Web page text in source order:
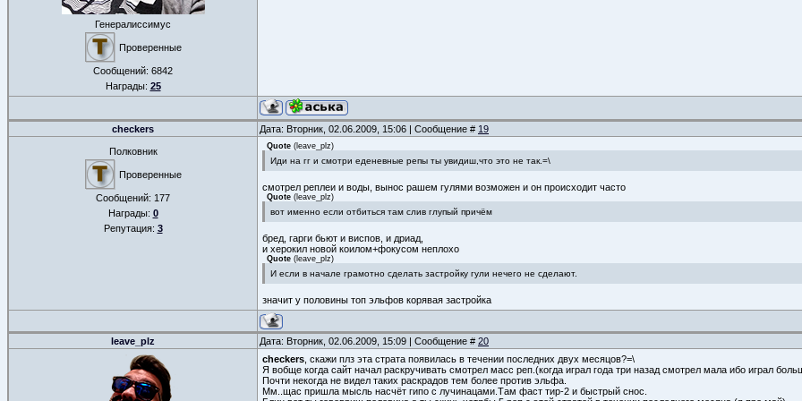
Генералиссимус
Проверенные
Сообщений: 6842
Награды: 25
checkers Дата: Вторник, 02.06.2009, 15:06 | Сообщение # 19
Полковник
Проверенные
Сообщений: 177
Награды: 0
Репутация: 3
Quote ( leave_plz)
Иди на гг и смотри еденевные репы ты увидиш,что это не так.=\
смотрел реплеи и воды, вынос рашем гулями возможен и он происходит часто
Quote ( leave_plz)
вот именно если отбиться там слив глупый причём
бред, гарги бьют и виспов, и дриад,
и херокил новой коилом+фокусом неплохо
Quote ( leave_plz)
И если в начале грамотно сделать застройку гули нечего не сделают.
значит у половины топ эльфов корявая застройка
leave_plz Дата: Вторник, 02.06.2009, 15:09 | Сообщение # 20
checkers , скажи плз эта страта появилась в течении последних двух месяцов?=\
Я вобще когда сайт начал раскручивать смотрел масс реп.(когда играл года три назад смотрел мала ибо играл
Почти некогда не видел таких раскрадов тем более против эльфа.
Мм..щас пришла мысль насчёт гипо с лучинацами.Там фаст тир-2 и быстрый снос.